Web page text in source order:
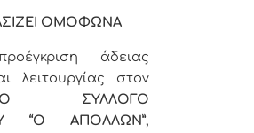
ΟΜΟΦΩΝΑ
άδειας
λειτουργίας στον
ΣΥΛΛΟΓΟ
“Ο ΑΠΟΛΛΩΝ”,